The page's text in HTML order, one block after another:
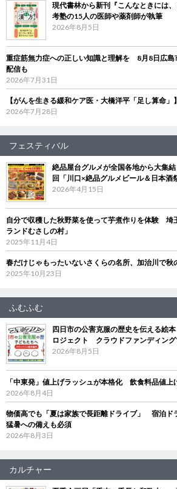
現代書林から新刊『こんなときには
考塾の15人の医師や薬剤師が執筆
2026年8月5日
重症筋無力症への正しい知識と理解を 8月8日広島
配信も
2026年7月31日
【がんを生きる緩和ケア医・大橋洋平「足し算命」
2026年7月28日
フェスティバル
絶品屋台グルメが全国各地から大集
回「川口×絶品グルメビール＆日本酒
2026年4月15日
自分で収穫した秋野菜を使って芋煮作りを体験 埼
ランドむさしの村」
2025年11月4日
春だけじゃもったいないさくらの名所、加治川で秋
2025年10月23日
ふむふむ
四日市の公害克服の歴史を伝える絵
ロジェクト クラウドファンディン
2026年8月5日
「中東発」値上げラッシュが本格化 飲食料品値上
2026年8月4日
物価高でも「夏は家族で長距離ドライブ」 宿泊ド
猛暑への備えも必須
2026年8月3日
カルチャー